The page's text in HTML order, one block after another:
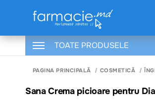
TOATE PRODUSELE
PAGINA PRINCIPALĂ COSMETICĂ
Sana Crema picioare pentru